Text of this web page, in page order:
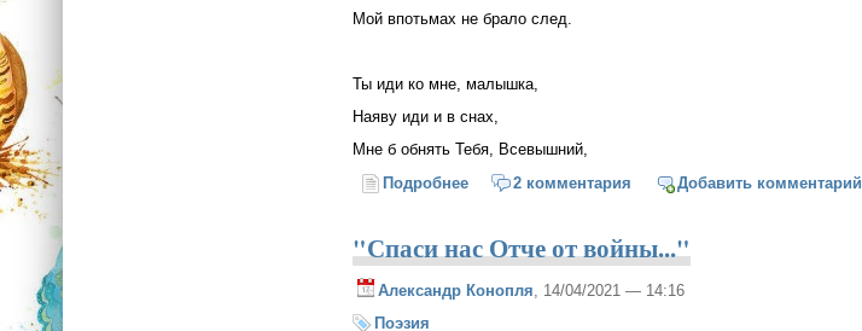
Мой впотьмах не брало след.
Ты иди ко мне, малышка,
Наяву иди и в снах,
Мне б обнять Тебя, Всевышний,
Подробнеео Марии2 комментария Добавить комментарий
"Спаси нас Отче от войны..."
Александр Конопля, 14/04/2021 — 14:16
Поэзия